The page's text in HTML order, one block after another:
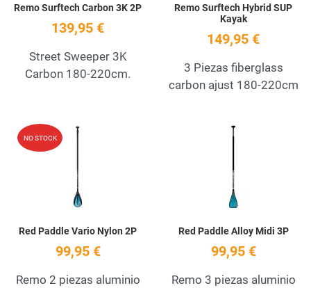
Remo Surftech Carbon 3K 2P
139,95 €
Street Sweeper 3K
Carbon 180-220cm.
Remo Surftech Hybrid SUP
Kayak
149,95 €
3 Piezas fiberglass
carbon ajust 180-220cm
NO STOCK
Red Paddle Vario Nylon 2P
99,95 €
Remo 2 piezas aluminio
Red Paddle Alloy Midi 3P
99,95 €
Remo 3 piezas aluminio